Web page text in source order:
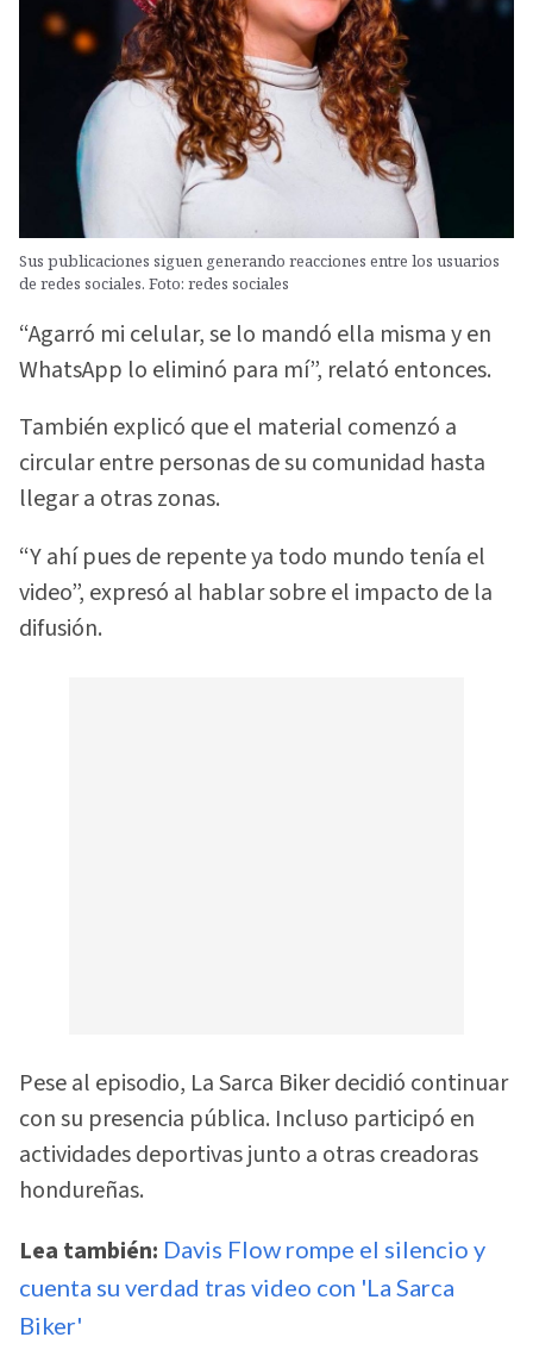
Sus publicaciones siguen generando reacciones entre los usuarios
de redes sociales. Foto: redes sociales
“Agarró mi celular, se lo mandó ella misma y en
WhatsApp lo eliminó para mí”, relató entonces.
También explicó que el material comenzó a
circular entre personas de su comunidad hasta
llegar a otras zonas.
“Y ahí pues de repente ya todo mundo tenía el
video”, expresó al hablar sobre el impacto de la
difusión.
Pese al episodio, La Sarca Biker decidió continuar
con su presencia pública. Incluso participó en
actividades deportivas junto a otras creadoras
hondureñas.
Lea también: Davis Flow rompe el silencio y
cuenta su verdad tras video con 'La Sarca
Biker'